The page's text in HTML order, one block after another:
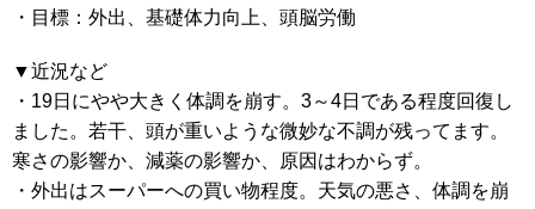
・目標：外出、基礎体力向上、頭脳労働
▼近況など
・19日にやや大きく体調を崩す。3～4日である程度回復し
ました。若干、頭が重いような微妙な不調が残ってます。
寒さの影響か、減薬の影響か、原因はわからず。
・外出はスーパーへの買い物程度。天気の悪さ、体調を崩